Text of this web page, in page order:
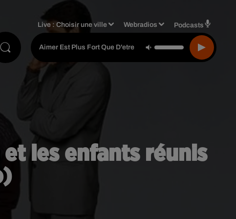
Live :Choisir une ville Webradios Podcasts
Aimer Est Plus Fort Que D'etre Aime - Daniel Balavoine
les enfants réunis